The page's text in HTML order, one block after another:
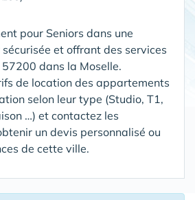
pour Seniors dans une
sécurisée et offrant des services
dans la Moselle.
de location des appartements
selon leur type (Studio, T1,
…) et contactez les
un devis personnalisé ou
de cette ville.